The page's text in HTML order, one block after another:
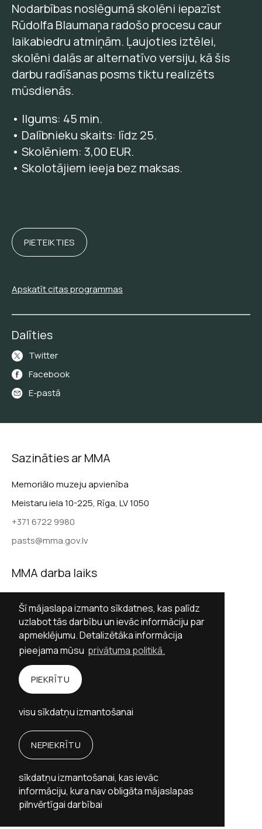
Šī mājaslapa izmanto sīkdatnes, kas palīdz
uzlabot tās darbību un ievāc informāciju par
apmeklējumu. Detalizētāka informācija
pieejama mūsu privātuma politikā.
NEPIEKRĪTU
sīkdatņu izmantošanai, kas ievāc
informāciju, kura nav obligāta mājaslapas
pilnvērtīgai darbībai
PIEKRĪTU
visu sīkdatņu izmantošanai
Nodarbības noslēgumā skolēni iepazīst
Rūdolfa Blaumaņa radošo procesu caur
laikabiedru atmiņām. Ļaujoties iztēlei,
skolēni dalās ar alternatīvo versiju, kā šis
darbu radīšanas posms tiktu realizēts
mūsdienās.
• Ilgums: 45 min.
• Dalībnieku skaits: līdz 25.
• Skolēniem: 3,00 EUR.
• Skolotājiem ieeja bez maksas.
PIETEIKTIES
Apskatīt citas programmas
Dalīties
Twitter
Facebook
E-pastā
Sazināties ar MMA
Memoriālo muzeju apvienība
Meistaru iela 10-225, Rīga, LV 1050
+371 6722 9980
pasts@mma.gov.lv
MMA darba laiks
Sestdienās slēgts
Svētdienās slēgts
Sekot MMA
Facebook
YouTube
Personību stāstu vietne izstrādāta ar Valsts
kultūrkapitāla fonda finansiālu atbalstu.
Memoriālo muzeju apvienība © 2026
Mājaslapas izstrāde:
Privātuma politika Piekļūstamība